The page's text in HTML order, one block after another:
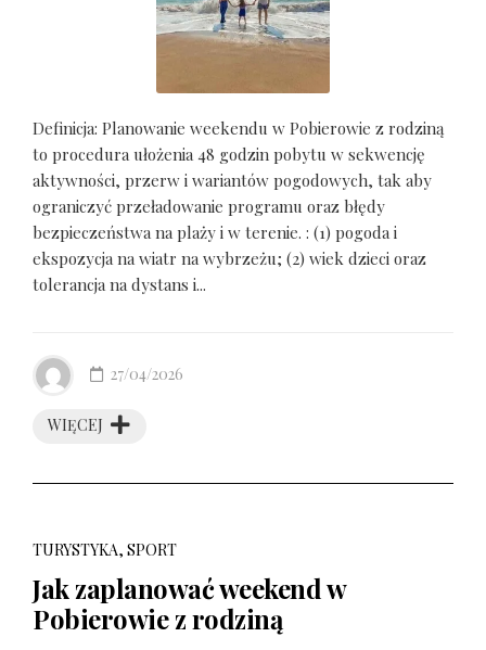
Definicja: Planowanie weekendu w Pobierowie z rodziną
to procedura ułożenia 48 godzin pobytu w sekwencję
aktywności, przerw i wariantów pogodowych, tak aby
ograniczyć przeładowanie programu oraz błędy
bezpieczeństwa na plaży i w terenie. : (1) pogoda i
ekspozycja na wiatr na wybrzeżu; (2) wiek dzieci oraz
tolerancja na dystans i...
WIĘCEJ
27/04/2026
TURYSTYKA, SPORT
Jak zaplanować weekend w
Pobierowie z rodziną